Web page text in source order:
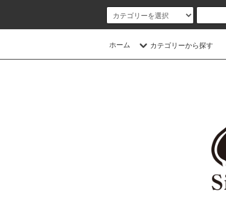
ホーム カテゴリーから探す